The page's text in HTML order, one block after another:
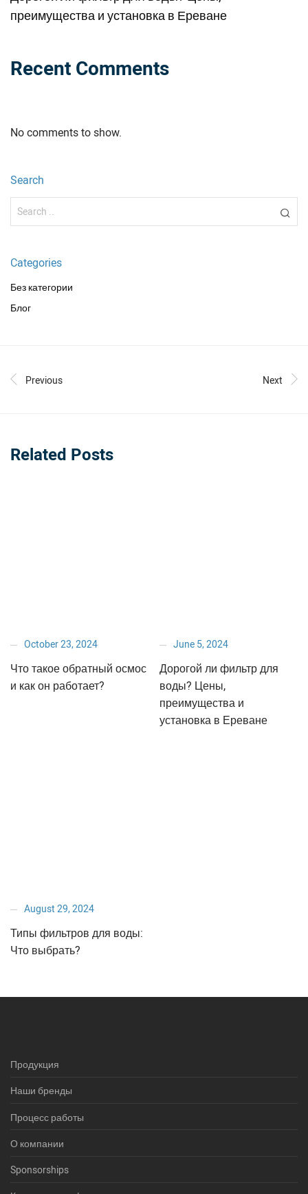
преимущества и установка в Ереване
Recent Comments
No comments to show.
Search
Categories
Без категории
Блог
Previous Next
Related Posts
October 23, 2024
Что такое обратный осмос
и как он работает?
June 5, 2024
Дорогой ли фильтр для
воды? Цены,
преимущества и
установка в Ереване
August 29, 2024
Типы фильтров для воды:
Что выбрать?
Продукция
Наши бренды
Процесс работы
О компании
Sponsorships